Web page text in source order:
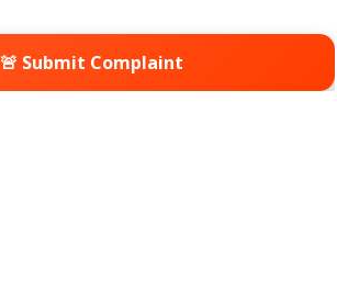
🚨 Submit Complaint